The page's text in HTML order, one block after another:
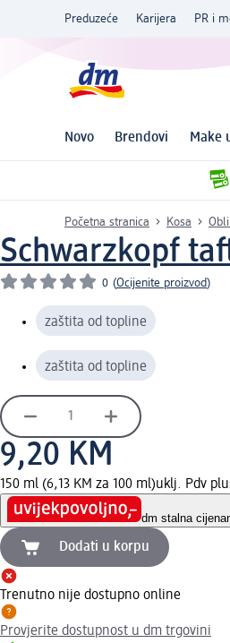
Preduzeće Karijera PR i
Novo Brendovi Make
Početna stranica Kosa
Schwarzkopf
0 (Ocijenite proizvod)
zaštita od topline
zaštita od topline
9,20 KM
150 ml (6,13 KM za 100 ml)uklj. Pdv
dm stalna cijena
Dodati u korpu
Trenutno nije dostupno online
Provjerite dostupnost u dm trgovini